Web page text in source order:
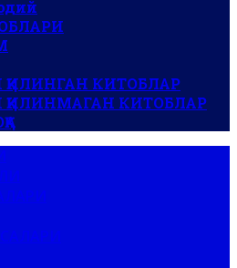
КИТОБЛАР
КИТОБЛАР